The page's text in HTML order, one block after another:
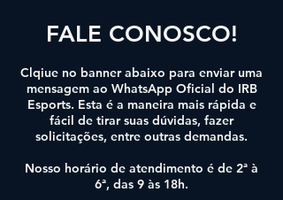
FALE CONOSCO!
Clqiue no banner abaixo para enviar uma
mensagem ao WhatsApp Oficial do IRB
Esports. Esta é a maneira mais rápida e
fácil de tirar suas dúvidas, fazer
solicitações, entre outras demandas.
Nosso horário de atendimento é de 2ª à
6ª, das 9 às 18h.